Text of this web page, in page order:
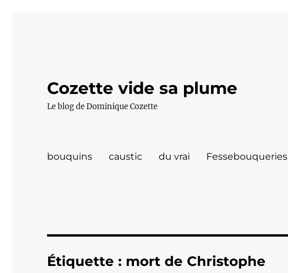
Cozette vide sa plume
Le blog de Dominique Cozette
bouquins caustic du vrai Fessebouqueries
Étiquette : mort de Christophe